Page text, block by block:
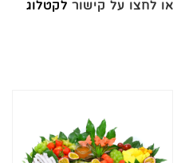
או לחצו על קישור לקטלוג